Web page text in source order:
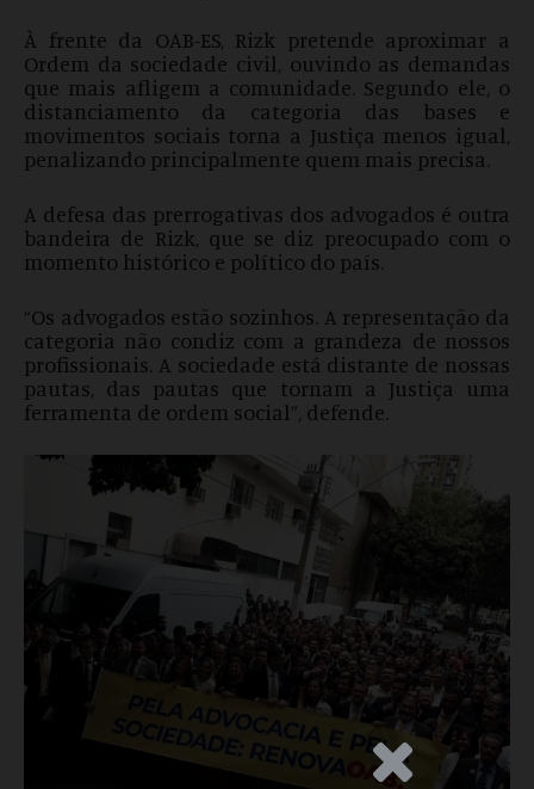
.Anúncio
À frente da OAB-ES, Rizk pretende aproximar a
Ordem da sociedade civil, ouvindo as demandas
que mais afligem a comunidade. Segundo ele, o
distanciamento da categoria das bases e
movimentos sociais torna a Justiça menos igual,
penalizando principalmente quem mais precisa.
A defesa das prerrogativas dos advogados é outra
bandeira de Rizk, que se diz preocupado com o
momento histórico e político do país.
“Os advogados estão sozinhos. A representação da
categoria não condiz com a grandeza de nossos
profissionais. A sociedade está distante de nossas
pautas, das pautas que tornam a Justiça uma
ferramenta de ordem social”, defende.